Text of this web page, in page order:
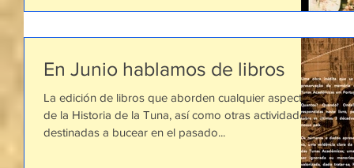
En Junio hablamos de libros
La edición de libros que aborden cualquier aspecto
de la Historia de la Tuna, así como otras actividades
destinadas a bucear en el pasado...